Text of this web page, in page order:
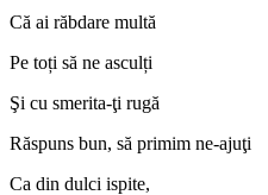
Că ai răbdare multă
Pe toți să ne asculți
Şi cu smerita-ţi rugă
Răspuns bun, să primim ne-ajuţi
Ca din dulci ispite,